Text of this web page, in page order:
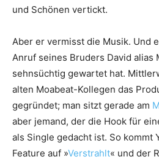
und Schönen vertickt.
Aber er vermisst die Musik. Und
Anruf seines Bruders David alias
sehnsüchtig gewartet hat.
alten Moabeat-Kollegen das
gegründet; man sitzt gerade am
aber jemand, der die Hook für
als Single gedacht ist. So kommt
Feature auf »Verstrahlt« und der